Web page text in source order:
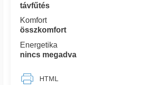
távfűtés
Komfort
összkomfort
Energetika
nincs megadva
HTML